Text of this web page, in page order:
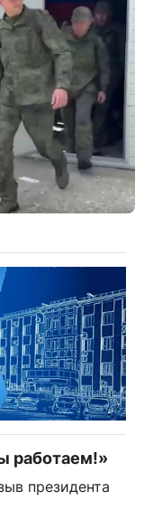
работаем!»
президента